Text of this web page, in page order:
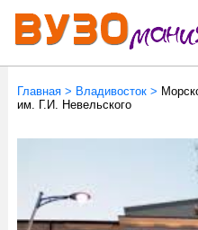
Главная> Владивосток>
им. Г.И. Невельского